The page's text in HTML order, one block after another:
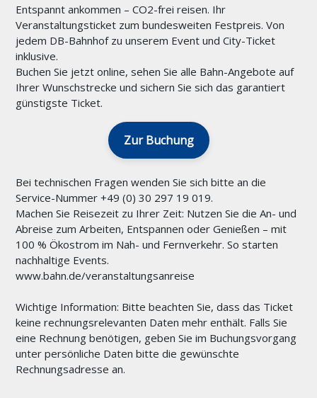
Entspannt ankommen – CO2-frei reisen. Ihr
Veranstaltungsticket zum bundesweiten Festpreis. Von
jedem DB-Bahnhof zu unserem Event und City-Ticket
inklusive.
Buchen Sie jetzt online, sehen Sie alle Bahn-Angebote auf
Ihrer Wunschstrecke und sichern Sie sich das garantiert
günstigste Ticket.
Zur Buchung
Bei technischen Fragen wenden Sie sich bitte an die
Service-Nummer +49 (0) 30 297 19 019.
Machen Sie Reisezeit zu Ihrer Zeit: Nutzen Sie die An- und
Abreise zum Arbeiten, Entspannen oder Genießen – mit
100 % Ökostrom im Nah- und Fernverkehr. So starten
nachhaltige Events.
www.bahn.de/veranstaltungsanreise
Wichtige Information: Bitte beachten Sie, dass das Ticket
keine rechnungsrelevanten Daten mehr enthält. Falls Sie
eine Rechnung benötigen, geben Sie im Buchungsvorgang
unter persönliche Daten bitte die gewünschte
Rechnungsadresse an.